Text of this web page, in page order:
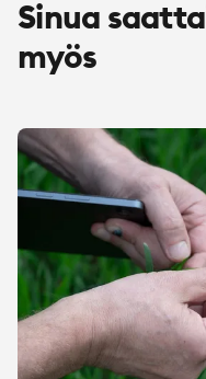
Sinua
myös